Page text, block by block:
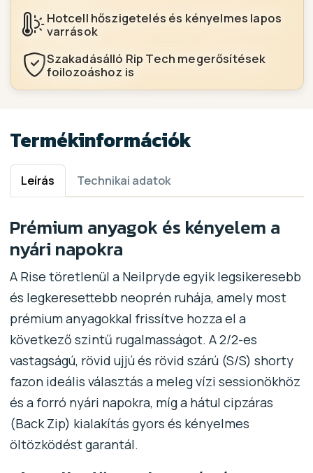
Hotcell hőszigetelés és kényelmes lapos
varrások
Szakadásálló Rip Tech megerősítések
foilozoáshoz is
Termékinformációk
Leírás Technikai adatok
Prémium anyagok és kényelem a
nyári napokra
A Rise töretlenül a Neilpryde egyik legsikeresebb
és legkeresettebb neoprén ruhája, amely most
prémium anyagokkal frissítve hozza el a
következő szintű rugalmasságot. A 2/2-es
vastagságú, rövid ujjú és rövid szárú (S/S) shorty
fazon ideális választás a meleg vízi sessionökhöz
és a forró nyári napokra, míg a hátul cipzáras
(Back Zip) kialakítás gyors és kényelmes
öltözködést garantál.